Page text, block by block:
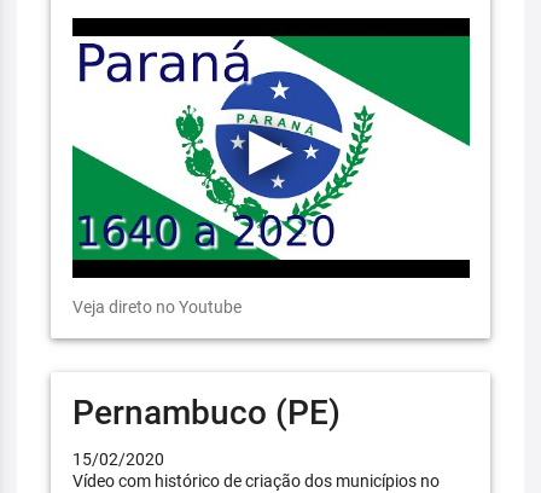
Veja direto no Youtube
Pernambuco (PE)
15/02/2020
Vídeo com histórico de criação dos municípios no